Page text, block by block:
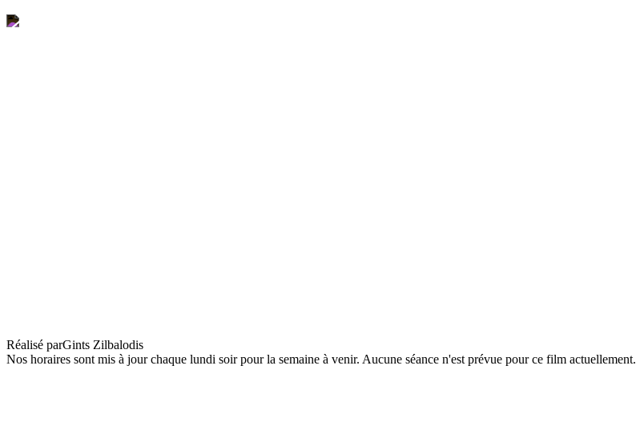
Réalisé parGints Zilbalodis
Nos horaires sont mis à jour chaque lundi soir pour la semaine à venir. Aucune séance n'est prévue pour ce film actuellement.